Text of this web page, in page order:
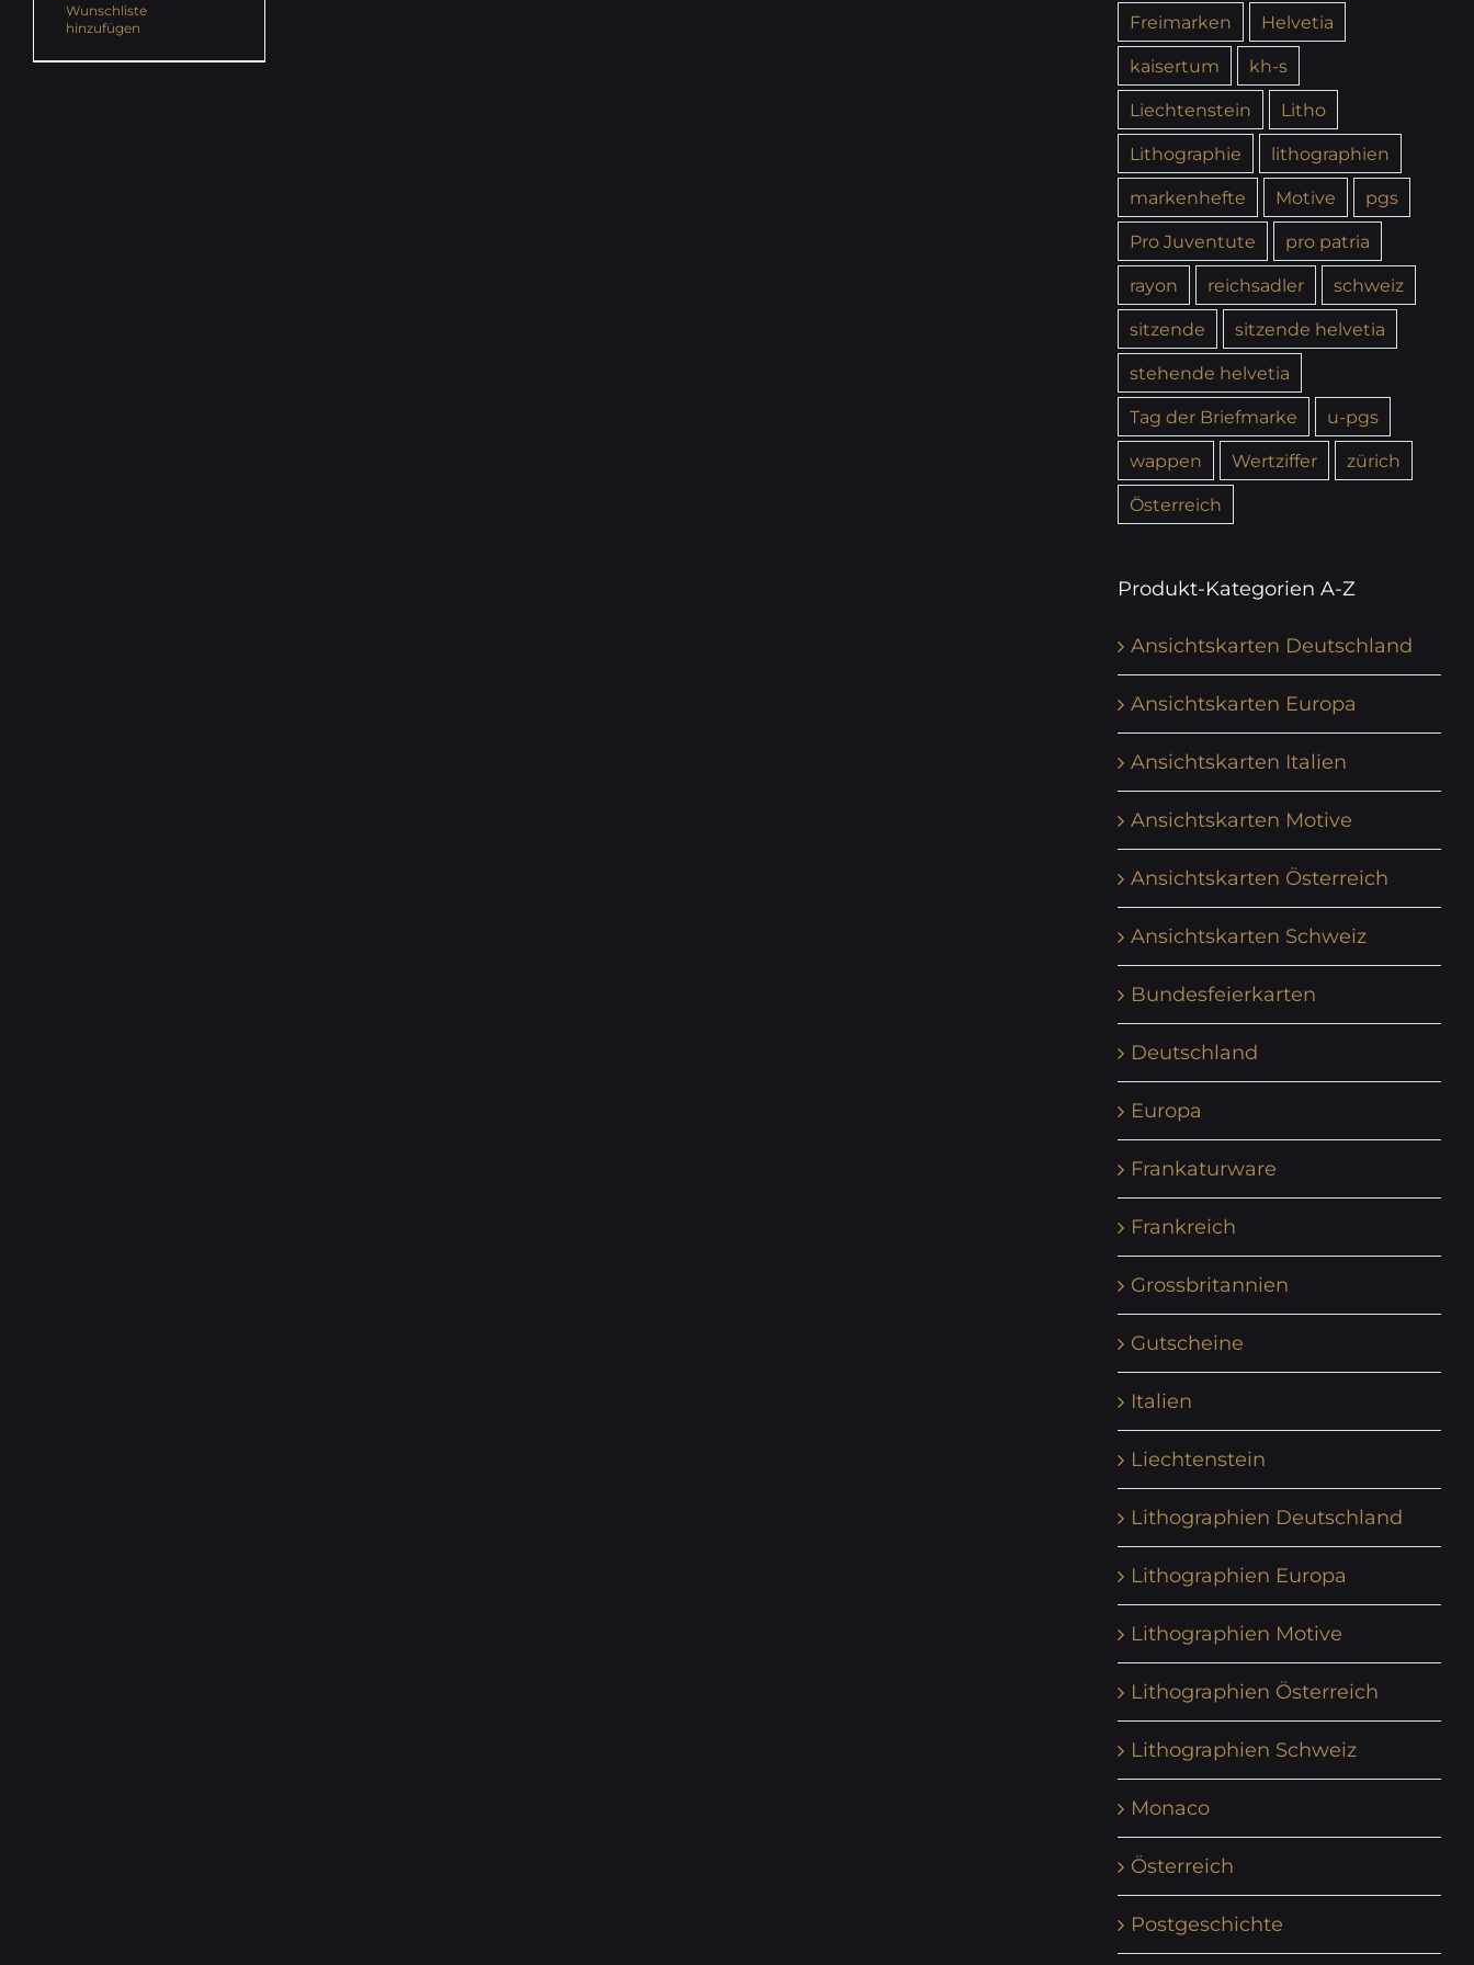
Wunschliste
hinzufügen
Freimarken
Helvetia
kaisertum
kh-s
Liechtenstein
Litho
Lithographie
lithographien
markenhefte
Motive
pgs
Pro Juventute
pro patria
rayon
reichsadler
schweiz
sitzende
sitzende helvetia
stehende helvetia
Tag der Briefmarke
u-pgs
wappen
Wertziffer
zürich
Österreich
Produkt-Kategorien A-Z
Ansichtskarten Deutschland
Ansichtskarten Europa
Ansichtskarten Italien
Ansichtskarten Motive
Ansichtskarten Österreich
Ansichtskarten Schweiz
Bundesfeierkarten
Deutschland
Europa
Frankaturware
Frankreich
Grossbritannien
Gutscheine
Italien
Liechtenstein
Lithographien Deutschland
Lithographien Europa
Lithographien Motive
Lithographien Österreich
Lithographien Schweiz
Monaco
Österreich
Postgeschichte